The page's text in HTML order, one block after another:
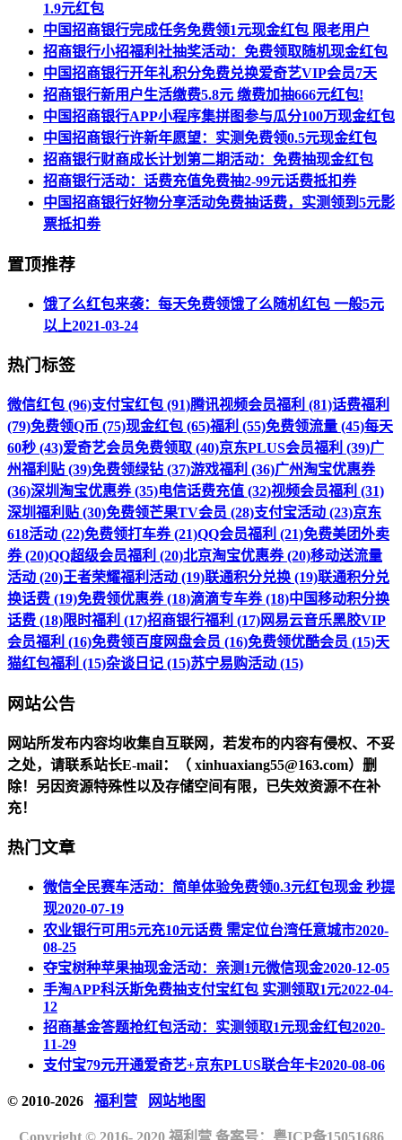
1.9元红包
中国招商银行完成任务免费领1元现金红包 限老用户
招商银行小招福利社抽奖活动：免费领取随机现金红包
中国招商银行开年礼积分免费兑换爱奇艺VIP会员7天
招商银行新用户生活缴费5.8元 缴费加抽666元红包!
中国招商银行APP小程序集拼图参与瓜分100万现金红包
中国招商银行许新年愿望：实测免费领0.5元现金红包
招商银行财商成长计划第二期活动：免费抽现金红包
招商银行活动：话费充值免费抽2-99元话费抵扣券
中国招商银行好物分享活动免费抽话费，实测领到5元影
票抵扣劵
置顶推荐
饿了么红包来袭：每天免费领饿了么随机红包 一般5元
以上2021-03-24
热门标签
微信红包 (96)支付宝红包 (91)腾讯视频会员福利 (81)话费福利
(79)免费领Q币 (75)现金红包 (65)福利 (55)免费领流量 (45)每天
60秒 (43)爱奇艺会员免费领取 (40)京东PLUS会员福利 (39)广
州福利贴 (39)免费领绿钻 (37)游戏福利 (36)广州淘宝优惠券
(36)深圳淘宝优惠券 (35)电信话费充值 (32)视频会员福利 (31)
深圳福利贴 (30)免费领芒果TV会员 (28)支付宝活动 (23)京东
618活动 (22)免费领打车券 (21)QQ会员福利 (21)免费美团外卖
券 (20)QQ超级会员福利 (20)北京淘宝优惠券 (20)移动送流量
活动 (20)王者荣耀福利活动 (19)联通积分兑换 (19)联通积分兑
换话费 (19)免费领优惠券 (18)滴滴专车券 (18)中国移动积分换
话费 (18)限时福利 (17)招商银行福利 (17)网易云音乐黑胶VIP
会员福利 (16)免费领百度网盘会员 (16)免费领优酷会员 (15)天
猫红包福利 (15)杂谈日记 (15)苏宁易购活动 (15)
网站公告
网站所发布内容均收集自互联网，若发布的内容有侵权、不妥
之处，请联系站长E-mail：（ xinhuaxiang55@163.com）删
除！另因资源特殊性以及存储空间有限，已失效资源不在补
充！
热门文章
微信全民赛车活动：简单体验免费领0.3元红包现金 秒提
现2020-07-19
农业银行可用5元充10元话费 需定位台湾任意城市2020-
08-25
夺宝树种苹果抽现金活动：亲测1元微信现金2020-12-05
手淘APP科沃斯免费抽支付宝红包 实测领取1元2022-04-
12
招商基金答题抢红包活动：实测领取1元现金红包2020-
11-29
支付宝79元开通爱奇艺+京东PLUS联合年卡2020-08-06
© 2010-2026 福利营 网站地图
Copyright © 2016- 2020 福利营 备案号： 粤ICP备15051686